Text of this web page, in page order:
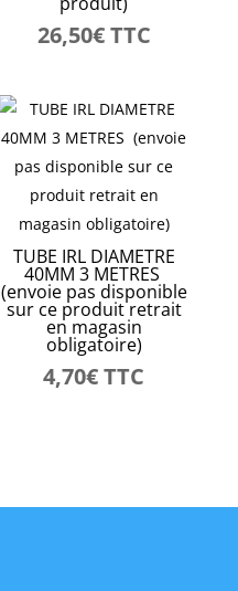
26,50€TTC
TUBE IRL DIAMETRE
40MM 3 METRES
(envoie pas disponible
sur ce produit retrait
en magasin
obligatoire)
4,70€TTC